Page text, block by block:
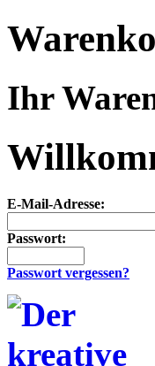
Ihr
E-Mail-Adresse:
Passwort:
Passwort vergessen?